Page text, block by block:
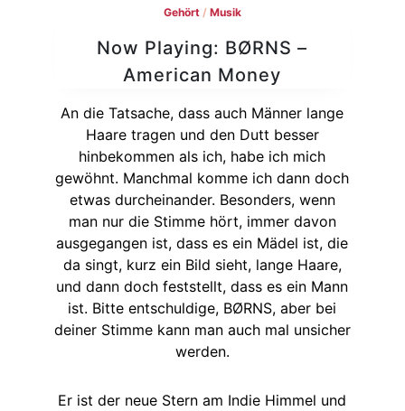
Gehört/ Musik
Now Playing: BØRNS –
American Money
An die Tatsache, dass auch Männer lange
Haare tragen und den Dutt besser
hinbekommen als ich, habe ich mich
gewöhnt. Manchmal komme ich dann doch
etwas durcheinander. Besonders, wenn
man nur die Stimme hört, immer davon
ausgegangen ist, dass es ein Mädel ist, die
da singt, kurz ein Bild sieht, lange Haare,
und dann doch feststellt, dass es ein Mann
ist. Bitte entschuldige, BØRNS, aber bei
deiner Stimme kann man auch mal unsicher
werden.
Er ist der neue Stern am Indie Himmel und